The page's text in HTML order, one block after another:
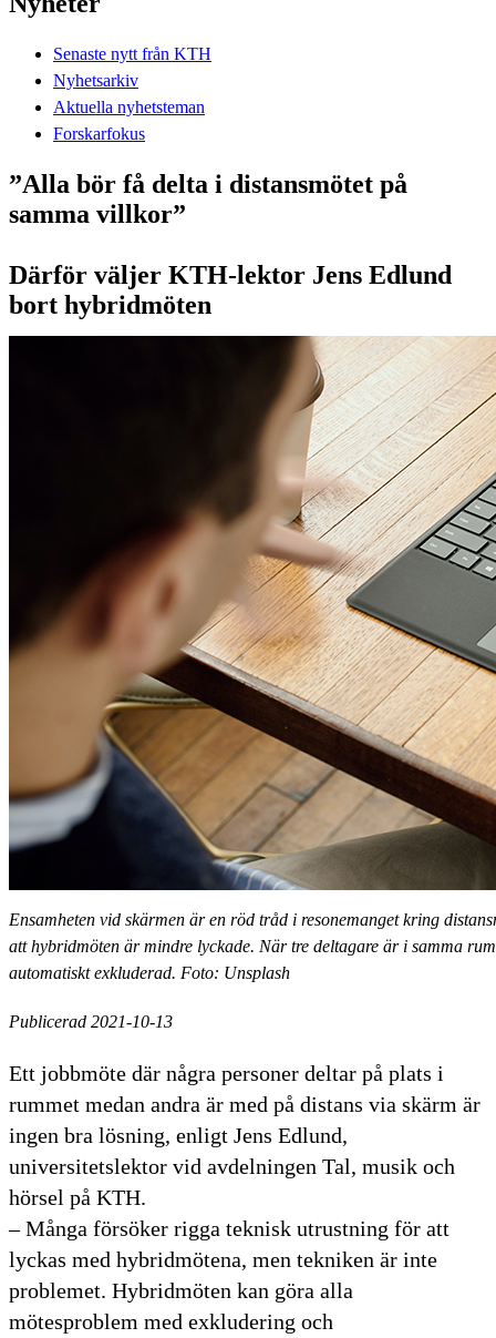
Senaste nytt från KTH
Nyhetsarkiv
Aktuella nyhetsteman
Forskarfokus
”Alla bör få delta i distansmötet på
samma villkor”
Därför väljer KTH-lektor Jens Edlund
bort hybridmöten
Ensamheten vid skärmen är en röd tråd i resonemanget kring
att hybridmöten är mindre lyckade. När tre deltagare är i samma
automatiskt exkluderad. Foto: Unsplash
Publicerad 2021-10-13
Ett jobbmöte där några personer deltar på plats i
rummet medan andra är med på distans via skärm är
ingen bra lösning, enligt Jens Edlund,
universitetslektor vid avdelningen Tal, musik och
hörsel på KTH.
– Många försöker rigga teknisk utrustning för att
lyckas med hybridmötena, men tekniken är inte
problemet. Hybridmöten kan göra alla
mötesproblem med exkludering och